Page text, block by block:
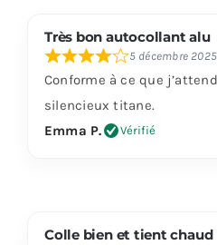
Très bon autocollant alu
5 décembre 2025
Conforme à ce que
silencieux titane.
Emma P.
Vérifié
Colle bien et tient chaud